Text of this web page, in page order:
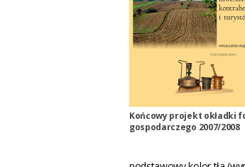
Końcowy projekt okładki
gospodarczego 2007/2008